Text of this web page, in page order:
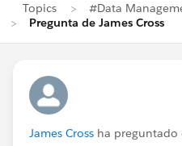
Topics
#Data
Pregunta de James Cross
James Cross ha preguntado